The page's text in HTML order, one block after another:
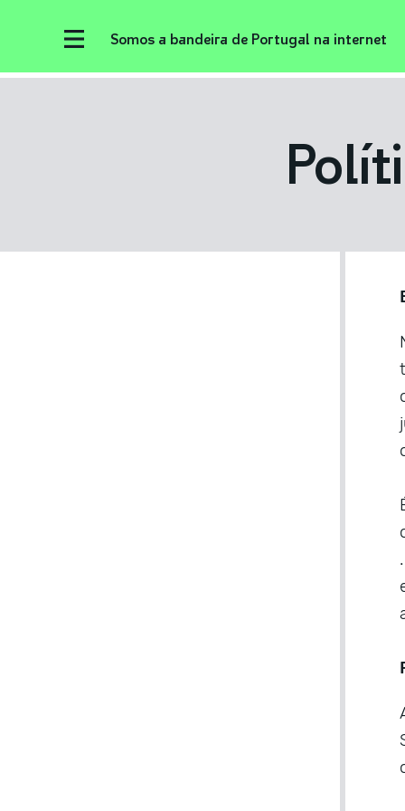
Somos a bandeira de Portugal na internet